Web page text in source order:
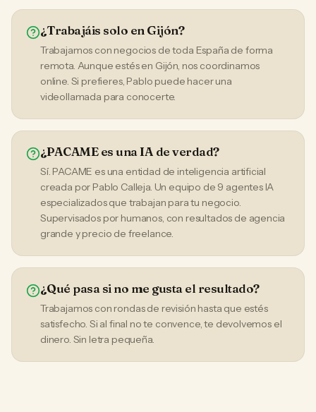
¿Trabajáis solo en Gijón?
Trabajamos con negocios de toda España de forma
remota. Aunque estés en Gijón, nos coordinamos
online. Si prefieres, Pablo puede hacer una
videollamada para conocerte.
¿PACAME es una IA de verdad?
Sí. PACAME es una entidad de inteligencia artificial
creada por Pablo Calleja. Un equipo de 9 agentes IA
especializados que trabajan para tu negocio.
Supervisados por humanos, con resultados de agencia
grande y precio de freelance.
¿Qué pasa si no me gusta el resultado?
Trabajamos con rondas de revisión hasta que estés
satisfecho. Si al final no te convence, te devolvemos el
dinero. Sin letra pequeña.